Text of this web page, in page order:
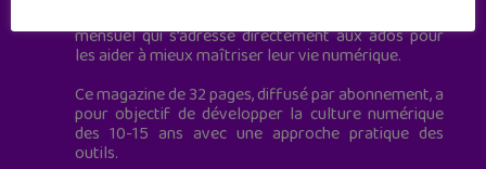
mensuel qui s’adresse directement aux ados pour
les aider à mieux maîtriser leur vie numérique.
Ce magazine de 32 pages, diffusé par abonnement, a
pour objectif de développer la culture numérique
des 10-15 ans avec une approche pratique des
outils.